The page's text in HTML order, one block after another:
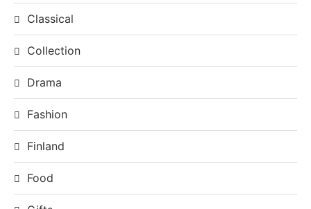
Classical
Collection
Drama
Fashion
Finland
Food